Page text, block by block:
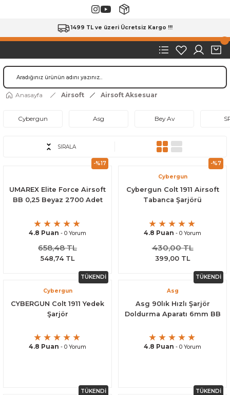
1499 TL ve üzeri Ücretsiz Kargo !!!
Anasayfa Airsoft Airsoft Aksesuar
Cybergun Asg Bey Av
SIRALA
-%17
UMAREX Elite Force Airsoft
BB 0,25 Beyaz 2700 Adet
4.8 Puan - 0 Yorum
658,48 TL
548,74 TL
-%7
Cybergun
Cybergun Colt 1911 Airsoft
Tabanca Şarjörü
4.8 Puan - 0 Yorum
430,00 TL
399,00 TL
TÜKENDİ
Cybergun
CYBERGUN Colt 1911 Yedek
Şarjör
4.8 Puan - 0 Yorum
TÜKENDİ
Asg
Asg 90lık Hızlı Şarjör
Doldurma Aparatı 6mm BB
4.8 Puan - 0 Yorum
TÜKENDİ TÜKENDİ